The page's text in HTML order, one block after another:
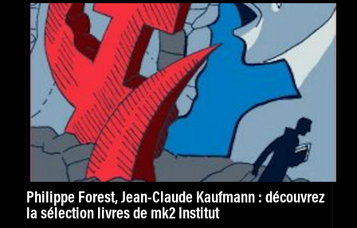
Philippe Forest, Jean-Claude Kaufmann : découvrez
la sélection livres de mk2 Institut